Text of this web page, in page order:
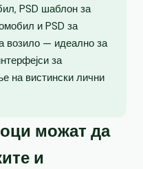
PSD шаблон за
и PSD за
возило — идеално за
за
на вистински лични
можат да
и